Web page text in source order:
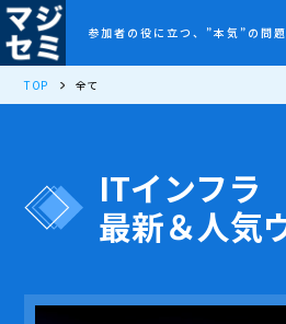
参加者の役に立つ、”本気”の問
TOP 全て
ITインフラ
最新＆人気